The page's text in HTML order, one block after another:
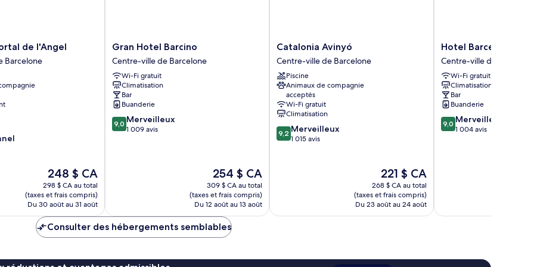
de l'Angel
Barcelone
Le
prix
est
de
248 $ CA
248 $ CA
298 $ CA au total
(taxes et frais compris)
Du 30 août au 31 août
Gran
Hotel
Barcino
Centre-
ville
de
Barcelone
Gran Hotel Barcino
Centre-ville de Barcelone
Wi-Fi gratuit
Climatisation
Bar
Buanderie
9.0
sur
9,0 Merveilleux
1 009 avis
Le
prix
est
de
254 $ CA
254 $ CA
309 $ CA au total
(taxes et frais compris)
Du 12 août au 13 août
Catalonia
Avinyó
Centre-
ville
de
Barcelone
Catalonia Avinyó
Centre-ville de Barcelone
Piscine
Animaux de compagnie
acceptés
Wi-Fi gratuit
Climatisation
9.2
sur
9,2 Merveilleux
1 015 avis
Le
prix
est
de
221 $ CA
221 $ CA
268 $ CA au total
(taxes et frais compris)
Du 23 août au 24 août
Hotel
Barcelona
Colonial
Centre-
ville
de
Barcelone
Hotel Barcelona
Centre-ville de
Wi-Fi gratuit
Climatisation
Bar
Buanderie
9.0
sur
9,0 Merveilleux
1 004 avis
Consulter des hébergements semblables